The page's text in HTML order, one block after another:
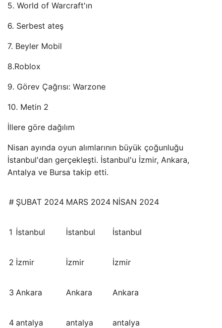
5. World of Warcraft'ın
6. Serbest ateş
7. Beyler Mobil
8.Roblox
9. Görev Çağrısı: Warzone
10. Metin 2
İllere göre dağılım
Nisan ayında oyun alımlarının büyük çoğunluğu
İstanbul'dan gerçekleşti. İstanbul'u İzmir, Ankara,
Antalya ve Bursa takip etti.
# ŞUBAT 2024 MARS 2024 NİSAN 2024
1 İstanbul İstanbul İstanbul
2 İzmir İzmir İzmir
3 Ankara Ankara Ankara
4 antalya antalya antalya